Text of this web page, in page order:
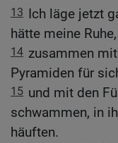
13 Ich läge jetzt
hätte meine
14 zusammen
Pyramiden für
15 und mit den
schwammen, in
häuften.